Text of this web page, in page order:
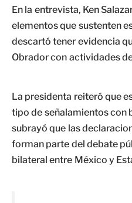
En la entrevista, Ken
elementos que sustenten
descartó tener evidencia
Obrador con actividades
La presidenta reiteró que
tipo de señalamientos con
subrayó que las
forman parte del debate
bilateral entre México y